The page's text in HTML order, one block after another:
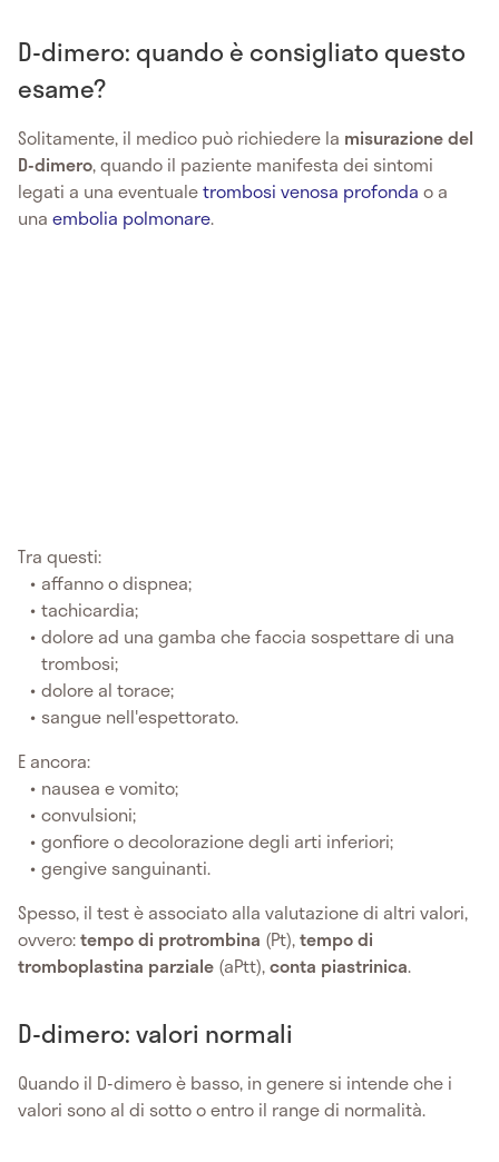
D-dimero: quando è consigliato questo
esame?
Solitamente, il medico può richiedere la misurazione del
D-dimero, quando il paziente manifesta dei sintomi
legati a una eventualetrombosi venosa profonda o a
una embolia polmonare.
Tra questi:
affanno o dispnea;
tachicardia;
dolore ad una gamba che faccia sospettare di una
trombosi;
dolore al torace;
sangue nell'espettorato.
E ancora:
nausea e vomito;
convulsioni;
gonfiore o decolorazione degli arti inferiori;
gengive sanguinanti.
Spesso, il test è associato alla valutazione di altri valori,
ovvero:tempo di protrombina (Pt),tempo di
tromboplastina parziale (aPtt),conta piastrinica.
D-dimero: valori normali
Quando il D-dimero è basso, in genere si intende che i
valori sono al di sotto o entro il range di normalità.